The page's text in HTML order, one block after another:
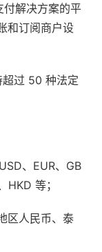
付解决方案的平
和订阅商户设
过 50 种法定
、EUR、GB
等；
区人民币、泰